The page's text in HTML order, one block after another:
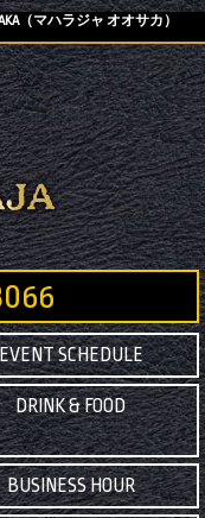
（マハラジャ オオサカ）
SCHEDULE
DRINK & FOOD
BUSINESS HOUR